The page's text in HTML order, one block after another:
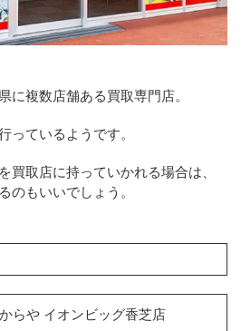
に複数店舗ある買取専門店。
っているようです。
買取店に持っていかれる場合は、
のもいいでしょう。
らや イオンビッグ香芝店